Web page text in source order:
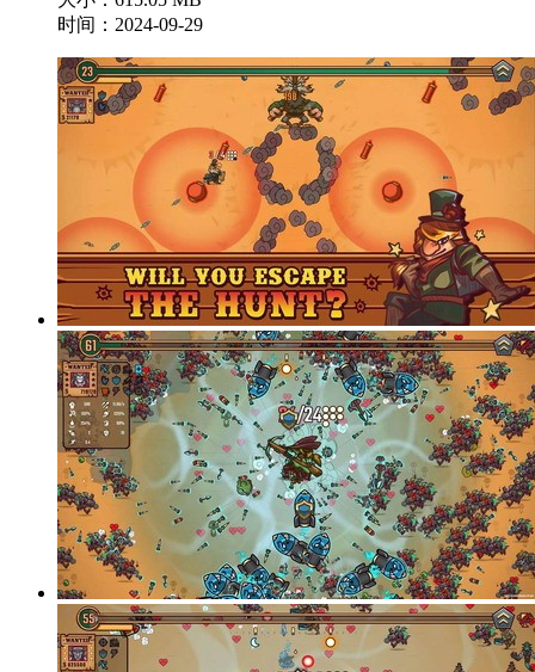
时间：2024-09-29